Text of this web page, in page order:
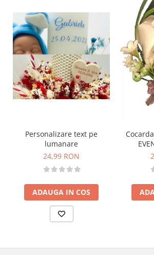
Personalizare text pe
lumanare
24,99 RON
ADAUGA IN COS